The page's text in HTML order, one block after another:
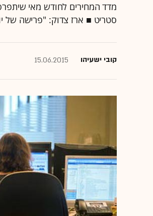
סטריט ■ ארז צדוק: "פרישה של
קובי ישעיהו 15.06.2015